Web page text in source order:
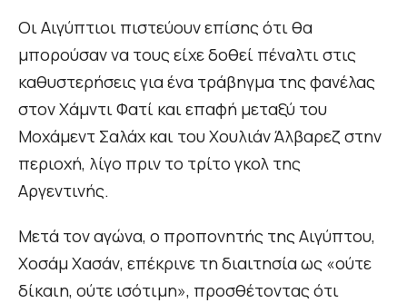
Οι Αιγύπτιοι πιστεύουν επίσης ότι θα
μπορούσαν να τους είχε δοθεί πέναλτι στις
καθυστερήσεις για ένα τράβηγμα της φανέλας
στον Χάμντι Φατί και επαφή μεταξύ του
Μοχάμεντ Σαλάχ και του Χουλιάν Άλβαρεζ στην
περιοχή, λίγο πριν το τρίτο γκολ της
Αργεντινής.
Μετά τον αγώνα, ο προπονητής της Αιγύπτου,
Χοσάμ Χασάν, επέκρινε τη διαιτησία ως «ούτε
δίκαιη, ούτε ισότιμη», προσθέτοντας ότι